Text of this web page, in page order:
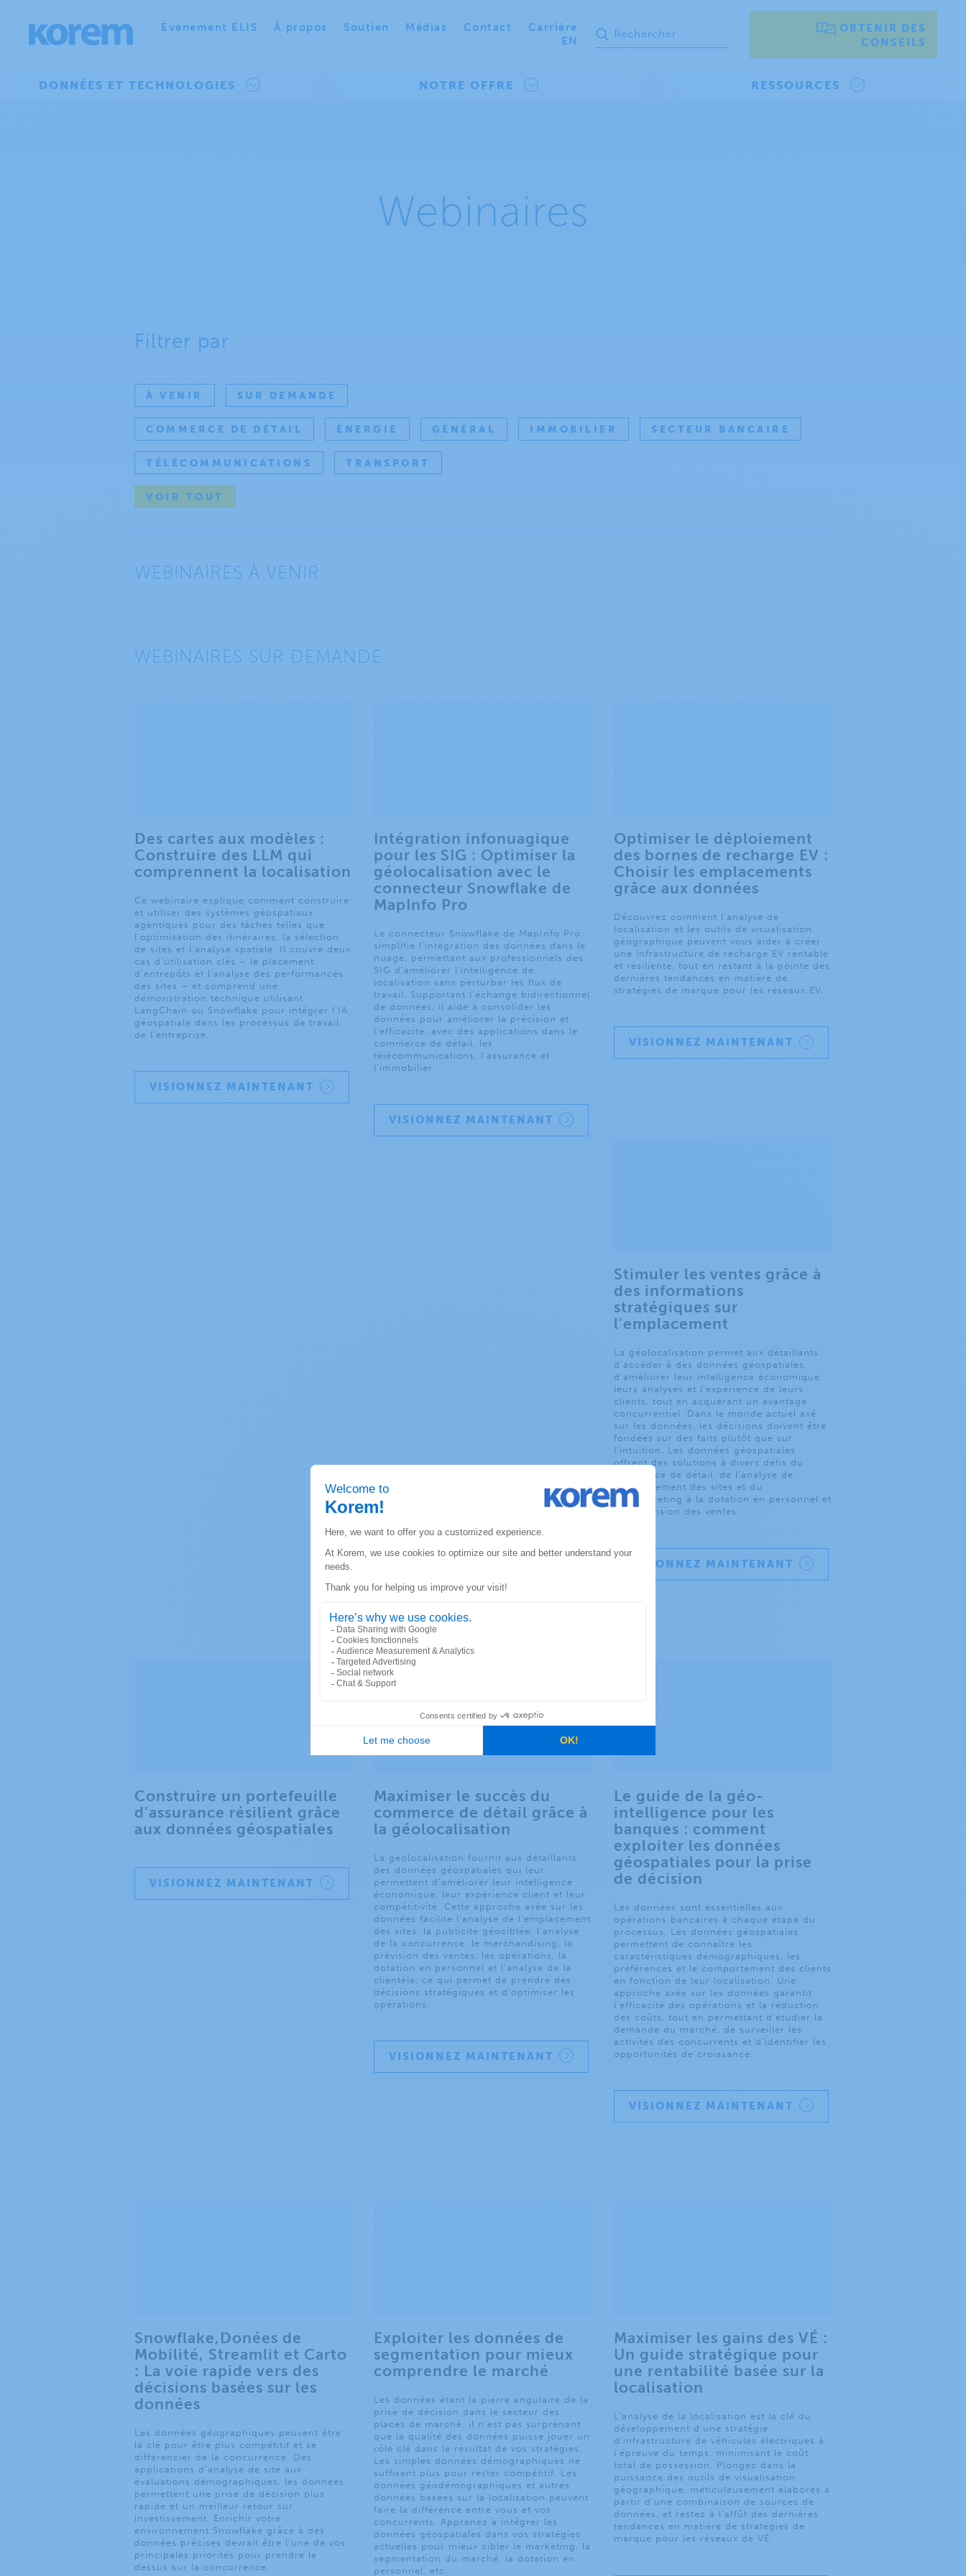
Événement ELIS À propos Soutien Médias Contact
Carrière
EN
OBTENIR DES
CONSEILS
DONNÉES ET TECHNOLOGIES NOTRE OFFRE RESSOURCES
Webinaires
Filtrer par
À VENIR SUR DEMANDE
COMMERCE DE DÉTAIL ÉNERGIE GÉNÉRAL IMMOBILIER SECTEUR BANCAIRE
TÉLÉCOMMUNICATIONS TRANSPORT
VOIR TOUT
WEBINAIRES À VENIR
WEBINAIRES SUR DEMANDE
Des cartes aux modèles :
Construire des LLM qui
comprennent la localisation
Ce webinaire explique comment construire
et utiliser des systèmes géospatiaux
agentiques pour des tâches telles que
l’optimisation des itinéraires, la sélection
de sites et l’analyse spatiale. Il couvre deux
cas d’utilisation clés – le placement
d’entrepôts et l’analyse des performances
des sites – et comprend une
démonstration technique utilisant
LangChain ou Snowflake pour intégrer l’IA
géospatiale dans les processus de travail
de l’entreprise.
VISIONNEZ MAINTENANT
Intégration infonuagique
pour les SIG : Optimiser la
géolocalisation avec le
connecteur Snowflake de
MapInfo Pro
Le connecteur Snowflake de MapInfo Pro
simplifie l’intégration des données dans le
nuage, permettant aux professionnels des
SIG d’améliorer l’intelligence de
localisation sans perturber les flux de
travail. Supportant l’échange bidirectionnel
de données, il aide à consolider les
données pour améliorer la précision et
l’efficacité, avec des applications dans le
commerce de détail, les
télécommunications, l’assurance et
l’immobilier.
VISIONNEZ MAINTENANT
Optimiser le déploiement
des bornes de recharge EV :
Choisir les emplacements
grâce aux données
Découvrez comment l’analyse de
localisation et les outils de visualisation
géographique peuvent vous aider à créer
une infrastructure de recharge EV rentable
et résiliente, tout en restant à la pointe des
dernières tendances en matière de
stratégies de marque pour les réseaux EV.
VISIONNEZ MAINTENANT
Stimuler les ventes grâce à
des informations
stratégiques sur
l’emplacement
La géolocalisation permet aux détaillants
d’accéder à des données géospatiales,
d’améliorer leur intelligence économique,
leurs analyses et l’expérience de leurs
clients, tout en acquérant un avantage
concurrentiel. Dans le monde actuel axé
sur les données, les décisions doivent être
fondées sur des faits plutôt que sur
l’intuition. Les données géospatiales
offrent des solutions à divers défis du
commerce de détail, de l’analyse de
l’emplacement des sites et du
géomarketing à la dotation en personnel et
à la prévision des ventes.
VISIONNEZ MAINTENANT
Construire un portefeuille
d’assurance résilient grâce
aux données géospatiales
VISIONNEZ MAINTENANT
Maximiser le succès du
commerce de détail grâce à
la géolocalisation
La géolocalisation fournit aux détaillants
des données géospatiales qui leur
permettent d’améliorer leur intelligence
économique, leur expérience client et leur
compétitivité. Cette approche axée sur les
données facilite l’analyse de l’emplacement
des sites, la publicité géociblée, l’analyse
de la concurrence, le merchandising, la
prévision des ventes, les opérations, la
dotation en personnel et l’analyse de la
clientèle, ce qui permet de prendre des
décisions stratégiques et d’optimiser les
opérations.
VISIONNEZ MAINTENANT
Le guide de la géo-
intelligence pour les
banques : comment
exploiter les données
géospatiales pour la prise
de décision
Les données sont essentielles aux
opérations bancaires à chaque étape du
processus. Les données géospatiales
permettent de connaître les
caractéristiques démographiques, les
préférences et le comportement des clients
en fonction de leur localisation. Une
approche axée sur les données garantit
l’efficacité des opérations et la réduction
des coûts, tout en permettant d’étudier la
demande du marché, de surveiller les
activités des concurrents et d’identifier les
opportunités de croissance.
VISIONNEZ MAINTENANT
Snowflake,Donées de
Mobilité, Streamlit et Carto
: La voie rapide vers des
décisions basées sur les
données
Les données géographiques peuvent être
la clé pour être plus compétitif et se
différencier de la concurrence. Des
applications d’analyse de site aux
évaluations démographiques, les données
permettent une prise de décision plus
rapide et un meilleur retour sur
investissement. Enrichir votre
environnement Snowflake grâce à des
données précises devrait être l’une de vos
principales priorités pour prendre le
dessus sur la concurrence.
Exploiter les données de
segmentation pour mieux
comprendre le marché
Les données étant la pierre angulaire de la
prise de décision dans le secteur des
places de marché, il n’est pas surprenant
que la qualité des données puisse jouer un
rôle clé dans le résultat de vos stratégies.
Les simples données démographiques ne
suffisent plus pour rester compétitif. Les
données géodémographiques et autres
données basées sur la localisation peuvent
faire la différence entre vous et vos
concurrents. Apprenez à intégrer les
données géospatiales dans vos stratégies
actuelles pour mieux cibler le marketing, la
segmentation du marché, la dotation en
personnel, etc.
Maximiser les gains des VÉ :
Un guide stratégique pour
une rentabilité basée sur la
localisation
L’analyse de la localisation est la clé du
développement d’une stratégie
d’infrastructure de véhicules électriques à
l’épreuve du temps, minimisant le coût
total de possession. Plongez dans la
puissance des outils de visualisation
géographique, méticuleusement élaborés à
partir d’une combinaison de sources de
données, et restez à l’affût des dernières
tendances en matière de stratégies de
marque pour les réseaux de VÉ.